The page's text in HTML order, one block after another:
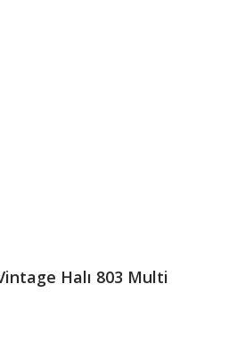
Halı 803 Multi